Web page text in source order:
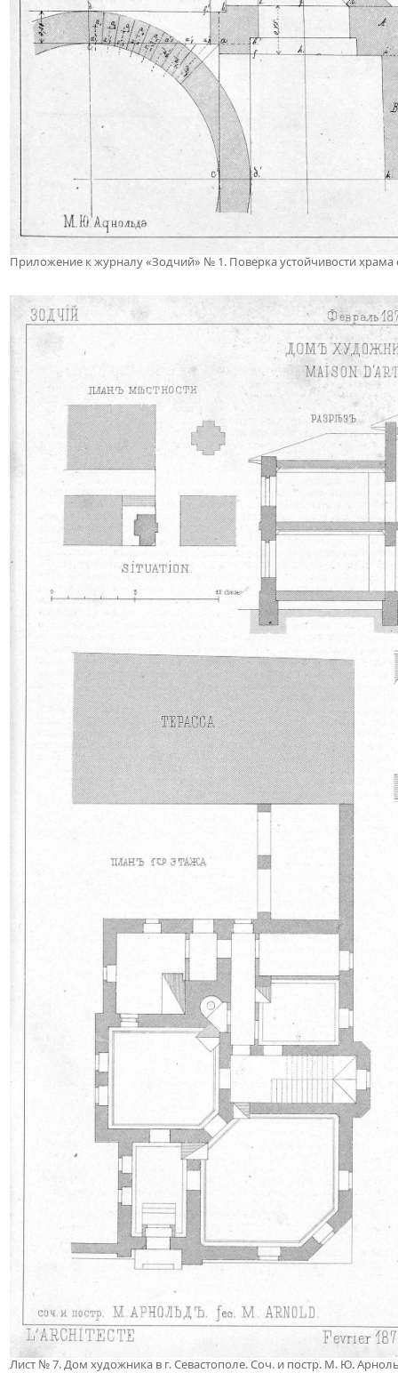
Приложение к журналу «Зодчий» № 1. Поверка устойчивости
Лист № 7. Дом художника в г. Севастополе. Соч. и постр. М. Ю.